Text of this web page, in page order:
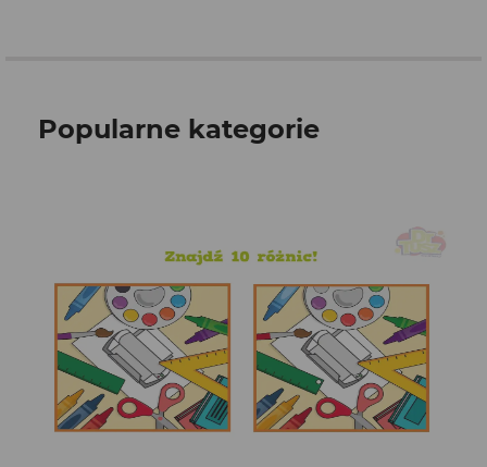
Popularne kategorie